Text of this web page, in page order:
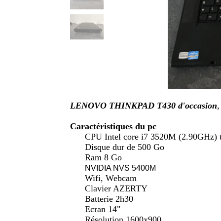
LENOVO THINKPAD T430 d'occasion
Caractéristiques du pc
CPU Intel core i7 3520M (2.90GHz)
Disque dur de 500 Go
Ram 8 Go
NVIDIA NVS 5400M
Wifi, Webcam
Clavier AZERTY
Batterie 2h30
Ecran 14"